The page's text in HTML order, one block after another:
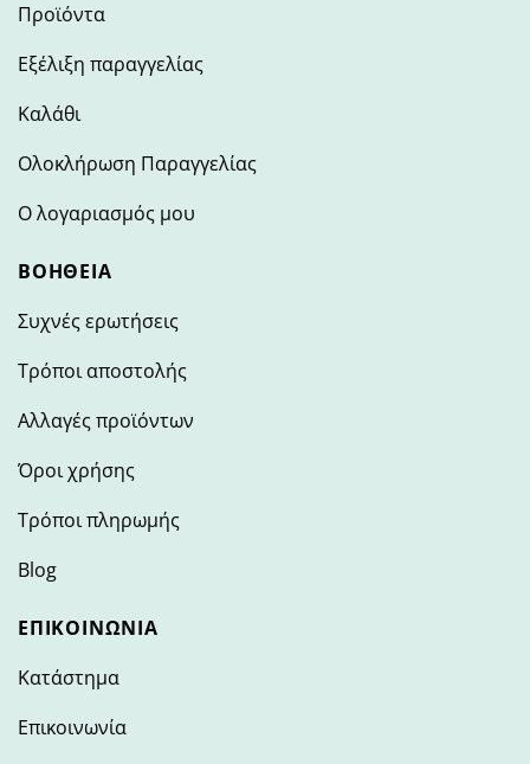
Προϊόντα
Εξέλιξη παραγγελίας
Καλάθι
Ολοκλήρωση Παραγγελίας
Ο λογαριασμός μου
ΒΟΉΘΕΙΑ
Συχνές ερωτήσεις
Τρόποι αποστολής
Αλλαγές προϊόντων
Όροι χρήσης
Τρόποι πληρωμής
Blog
ΕΠΙΚΟΙΝΩΝΊΑ
Κατάστημα
Επικοινωνία